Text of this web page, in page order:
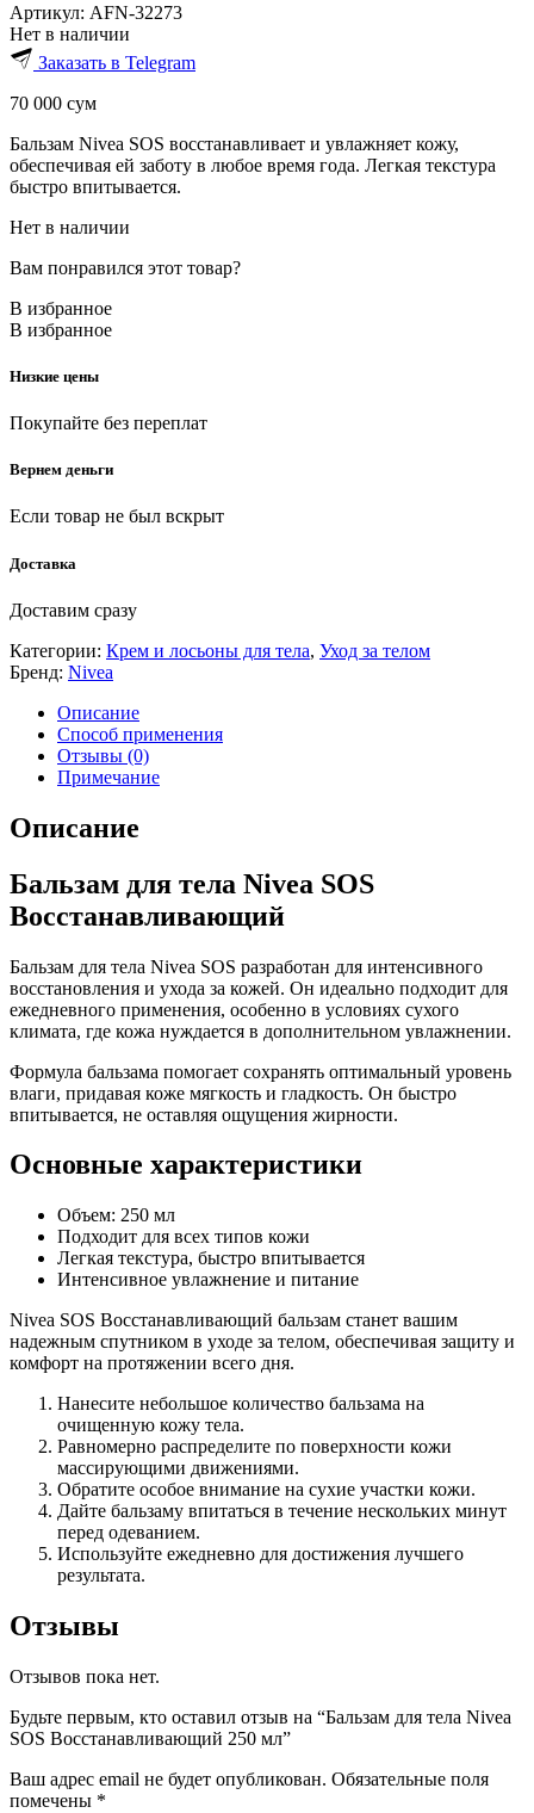
Артикул: AFN-32273
Нет в наличии
Заказать в Telegram
70 000 сум
Бальзам Nivea SOS восстанавливает и увлажняет кожу,
обеспечивая ей заботу в любое время года. Легкая текстура
быстро впитывается.
Нет в наличии
Вам понравился этот товар?
В избранное
В избранное
Низкие цены
Покупайте без переплат
Вернем деньги
Если товар не был вскрыт
Доставка
Доставим сразу
Категории: Крем и лосьоны для тела, Уход за телом
Бренд: Nivea
Описание
Способ применения
Отзывы (0)
Примечание
Описание
Бальзам для тела Nivea SOS
Восстанавливающий
Бальзам для тела Nivea SOS разработан для интенсивного
восстановления и ухода за кожей. Он идеально подходит для
ежедневного применения, особенно в условиях сухого
климата, где кожа нуждается в дополнительном увлажнении.
Формула бальзама помогает сохранять оптимальный уровень
влаги, придавая коже мягкость и гладкость. Он быстро
впитывается, не оставляя ощущения жирности.
Основные характеристики
Объем: 250 мл
Подходит для всех типов кожи
Легкая текстура, быстро впитывается
Интенсивное увлажнение и питание
Nivea SOS Восстанавливающий бальзам станет вашим
надежным спутником в уходе за телом, обеспечивая защиту и
комфорт на протяжении всего дня.
Нанесите небольшое количество бальзама на
очищенную кожу тела.
Равномерно распределите по поверхности кожи
массирующими движениями.
Обратите особое внимание на сухие участки кожи.
Дайте бальзаму впитаться в течение нескольких минут
перед одеванием.
Используйте ежедневно для достижения лучшего
результата.
Отзывы
Отзывов пока нет.
Будьте первым, кто оставил отзыв на “Бальзам для тела Nivea
SOS Восстанавливающий 250 мл”
Ваш адрес email не будет опубликован. Обязательные поля
помечены *